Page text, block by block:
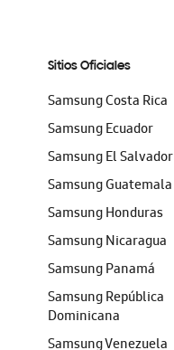
Sitios Oficiales
Samsung Costa Rica
Samsung Ecuador
Samsung El Salvador
Samsung Guatemala
Samsung Honduras
Samsung Nicaragua
Samsung Panamá
Samsung República
Dominicana
Samsung Venezuela